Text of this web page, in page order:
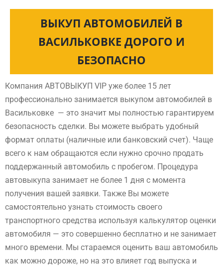
ВЫКУП АВТОМОБИЛЕЙ В
ВАСИЛЬКОВКЕ ДОРОГО И
БЕЗОПАСНО
Компания АВТОВЫКУП VIP уже более 15 лет
профессионально занимается выкупом автомобилей в
Васильковке — это значит мы полностью гарантируем
безопасность сделки. Вы можете выбрать удобный
формат оплаты (наличные или банковский счет). Чаще
всего к нам обращаются если нужно срочно продать
поддержанный автомобиль с пробегом. Процедура
автовыкупа занимает не более 1 дня с момента
получения вашей заявки. Также Вы можете
самостоятельно узнать стоимость своего
транспортного средства используя калькулятор оценки
автомобиля — это совершенно бесплатно и не занимает
много времени. Мы стараемся оценить ваш автомобиль
как можно дороже, но на это влияет год выпуска и